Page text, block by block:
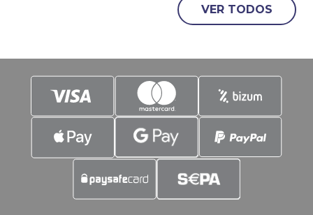
eliminatoria a 7 partidos, a los (casi)
invencibles Thunder. La emoción está
VER TODOS